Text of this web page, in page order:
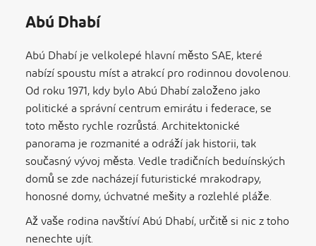
Abú Dhabí
Abú Dhabí je velkolepé hlavní město SAE, které
nabízí spoustu míst a atrakcí pro rodinnou dovolenou.
Od roku 1971, kdy bylo Abú Dhabí založeno jako
politické a správní centrum emirátu i federace, se
toto město rychle rozrůstá. Architektonické
panorama je rozmanité a odráží jak historii, tak
současný vývoj města. Vedle tradičních beduínských
domů se zde nacházejí futuristické mrakodrapy,
honosné domy, úchvatné mešity a rozlehlé pláže.
Až vaše rodina navštíví Abú Dhabí, určitě si nic z toho
nenechte ujít.